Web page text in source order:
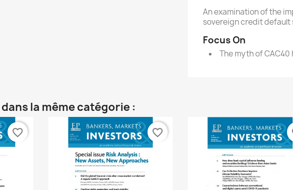
An examination of the
sovereign credit default
Focus On
The myth of
la même catégorie :
favorite_border favorite_border